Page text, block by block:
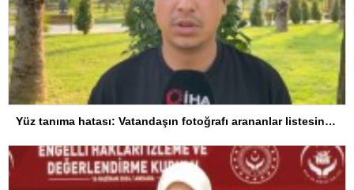
Yüz tanıma hatası: Vatandaşın fotoğrafı arananlar listesine eklendi